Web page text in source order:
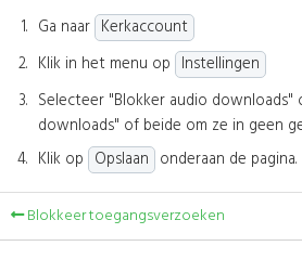
Ga naar Kerkaccount
Klik in het menu op Instellingen
Selecteer "Blokker audio downloads"
downloads" of beide om ze in geen
Klik op Opslaan onderaan de pagina.
Blokkeer toegangsverzoeken